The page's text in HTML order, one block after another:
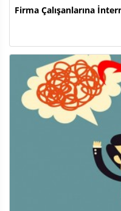
Firma Çalışanlarına